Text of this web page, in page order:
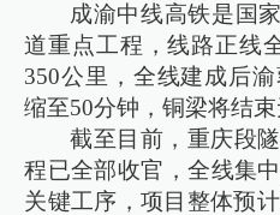
成渝中线高铁是国
道重点工程，线路正线
350公里，全线建成后
缩至50分钟，铜梁将结束
截至目前，重庆段
程已全部收官，全线集
关键工序，项目整体预